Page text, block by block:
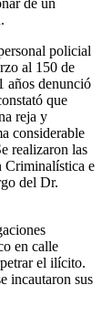
policial
al 150 de
años denunció
que
reja y
considerable
realizaron las
Criminalística e
del Dr.
en calle
el ilícito.
incautaron sus